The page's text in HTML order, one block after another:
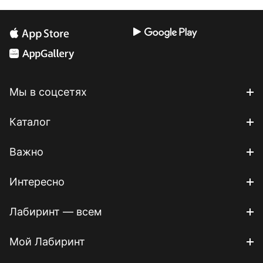
Мы в соцсетях
Каталог
Важно
Интересно
Лабиринт — всем
Мой Лабиринт